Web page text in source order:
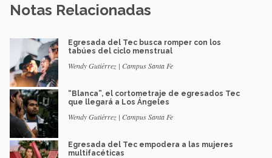
Notas Relacionadas
Egresada del Tec busca romper con los
tabúes del ciclo menstrual
Wendy Gutiérrez | Campus Santa Fe
“Blanca”, el cortometraje de egresados Tec
que llegará a Los Ángeles
Wendy Gutiérrez | Campus Santa Fe
Egresada del Tec empodera a las mujeres
multifacéticas